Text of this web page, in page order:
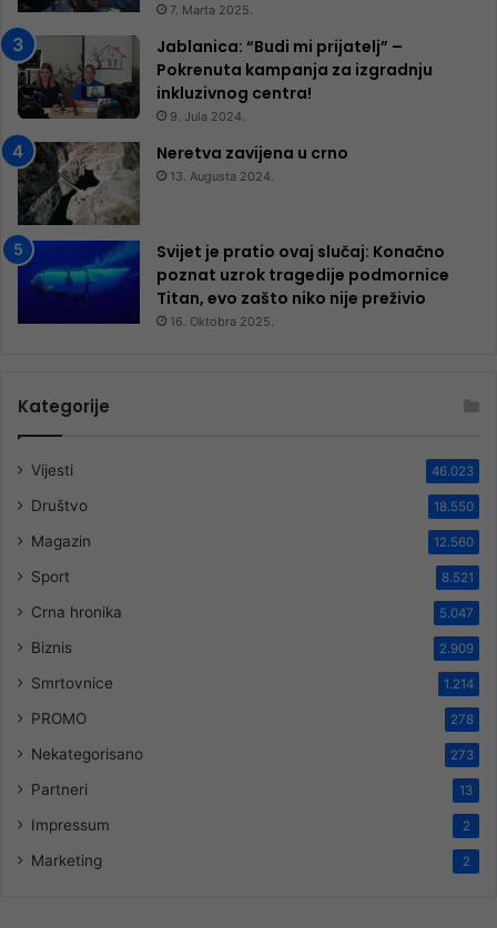
7. Marta 2025.
Jablanica: “Budi mi prijatelj” –
Pokrenuta kampanja za izgradnju
inkluzivnog centra!
9. Jula 2024.
Neretva zavijena u crno
13. Augusta 2024.
Svijet je pratio ovaj slučaj: Konačno
poznat uzrok tragedije podmornice
Titan, evo zašto niko nije preživio
16. Oktobra 2025.
Kategorije
Vijesti 46.023
Društvo 18.550
Magazin 12.560
Sport 8.521
Crna hronika 5.047
Biznis 2.909
Smrtovnice 1.214
PROMO 278
Nekategorisano 273
Partneri 13
Impressum 2
Marketing 2